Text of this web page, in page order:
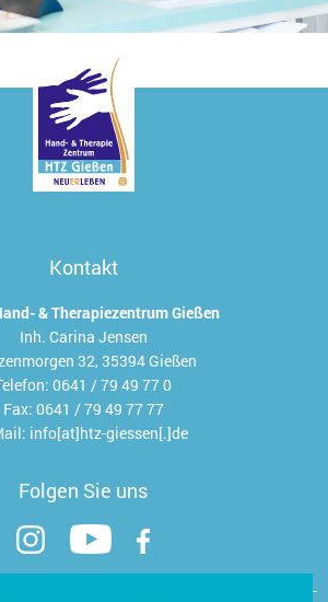
Kontakt
& Therapiezentrum Gießen
Inh. Carina Jensen
32, 35394 Gießen
0641 / 79 49 77 0
Fax: 0641 / 79 49 77 77
info[at]htz-giessen[.]de
Folgen Sie uns